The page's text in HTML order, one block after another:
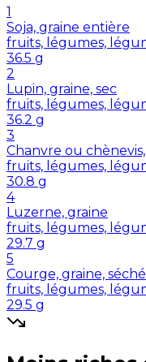
1
Soja, graine entière
fruits, légumes,
36.5 g
2
Lupin, graine, sec
fruits, légumes,
36.2 g
3
Chanvre ou
fruits, légumes,
30.8 g
4
Luzerne, graine
fruits, légumes,
29.7 g
5
Courge, graine,
fruits, légumes,
29.5 g